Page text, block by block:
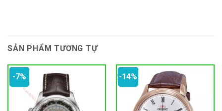
SẢN PHẨM TƯƠNG TỰ
-7% -14%